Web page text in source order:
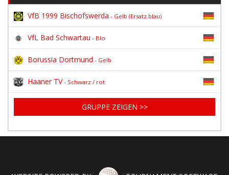
VfB 1999 Bischofswerda - Gelb (Ersatz blau)
VfL Bad Schwartau - Blo
Borussia Dortmund - Gelb
Haaner TV- Schwarz / rot
GRUPPE ZEIGEN >>